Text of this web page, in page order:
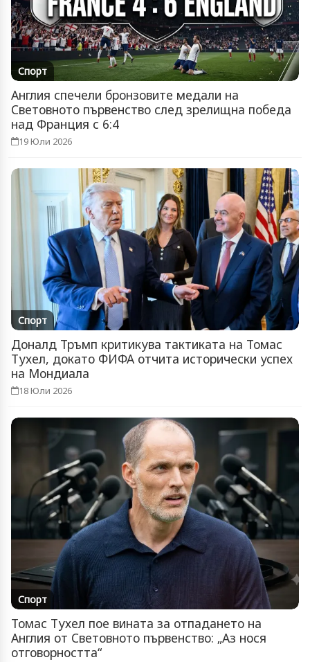
Спорт
Англия спечели бронзовите медали на
Световното първенство след зрелищна победа
над Франция с 6:4
19 Юли 2026
Спорт
Доналд Тръмп критикува тактиката на Томас
Тухел, докато ФИФА отчита исторически успех
на Мондиала
18 Юли 2026
Спорт
Томас Тухел пое вината за отпадането на
Англия от Световното първенство: „Аз нося
отговорността“